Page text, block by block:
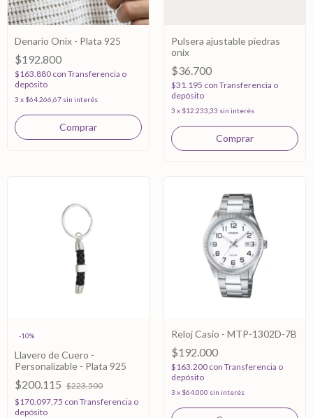
Denario Onix - Plata 925
$192.800
$163.880 con Transferencia o
depósito
3 x $64.266,67 sin interés
Pulsera ajustable piedras
onix
$36.700
$31.195 con Transferencia o
depósito
3 x $12.233,33 sin interés
-10%
Llavero de Cuero -
Personalizable - Plata 925
$200.115 $223.500
$170.097,75 con Transferencia o
depósito
Reloj Casio - MTP-1302D-7B
$192.000
$163.200 con Transferencia o
depósito
3 x $64.000 sin interés